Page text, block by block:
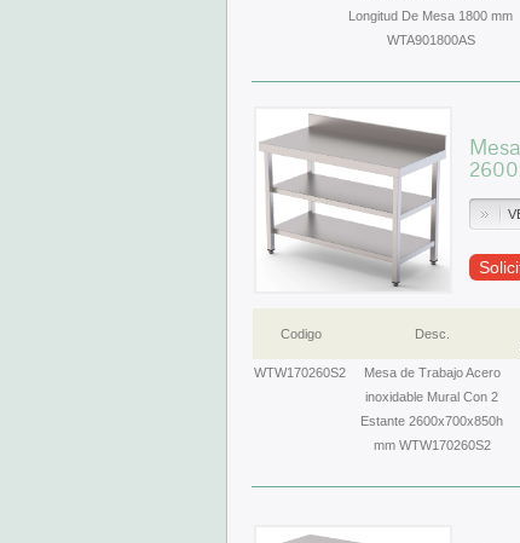
Longitud De Mesa 1800 mm
WTA901800AS
Codigo Desc.
WTW170260S2
Mesa de Trabajo Acero
inoxidable Mural Con 2
Estante 2600x700x850h
mm WTW170260S2